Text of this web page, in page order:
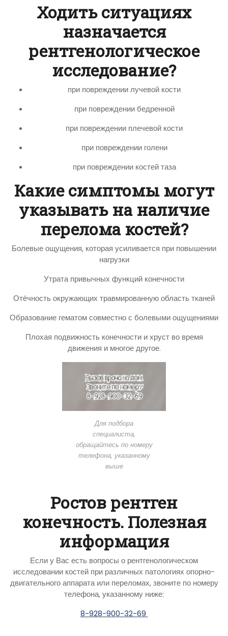
Ходить ситуациях
назначается
рентгенологическое
исследование?
при повреждении лучевой кости
при повреждении бедренной
при повреждении плечевой кости
при повреждении голени
при повреждении костей таза
Какие симптомы могут
указывать на наличие
перелома костей?
Болевые ощущения, которая усиливается при повышении
нагрузки
Утрата привычных функций конечности
Отёчность окружающих травмированную область тканей
Образование гематом совместно с болевыми ощущениями
Плохая подвижность конечности и хруст во время
движения и многое другое.
Для подбора
специалиста,
обращайтесь по номеру
телефона, указанному
выше
Ростов рентген
конечность. Полезная
информация
Если у Вас есть вопросы о рентгенологическом
исследовании костей при различных патологиях опорно-
двигательного аппарата или переломах, звоните по номеру
телефона, указанному ниже:
8-928-900-32-69